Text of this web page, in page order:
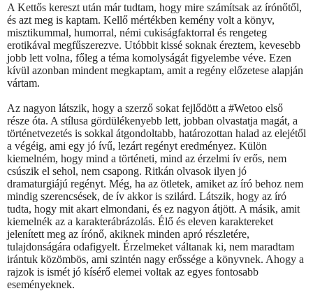
A Kettős kereszt után már tudtam, hogy mire számítsak az írónőtől,
és azt meg is kaptam. Kellő mértékben kemény volt a könyv,
misztikummal, humorral, némi cukiságfaktorral és rengeteg
erotikával megfűszerezve. Utóbbit kissé soknak éreztem, kevesebb
jobb lett volna, főleg a téma komolyságát figyelembe véve. Ezen
kívül azonban mindent megkaptam, amit a regény előzetese alapján
vártam.
Az nagyon látszik, hogy a szerző sokat fejlődött a #Wetoo első
része óta. A stílusa gördülékenyebb lett, jobban olvastatja magát, a
történetvezetés is sokkal átgondoltabb, határozottan halad az elejétől
a végéig, ami egy jó ívű, lezárt regényt eredményez. Külön
kiemelném, hogy mind a történeti, mind az érzelmi ív erős, nem
csúszik el sehol, nem csapong. Ritkán olvasok ilyen jó
dramaturgiájú regényt. Még, ha az ötletek, amiket az író behoz nem
mindig szerencsések, de ív akkor is szilárd. Látszik, hogy az író
tudta, hogy mit akart elmondani, és ez nagyon átjött. A másik, amit
kiemelnék az a karakterábrázolás. Élő és eleven karaktereket
jelenített meg az írónő, akiknek minden apró részletére,
tulajdonságára odafigyelt. Érzelmeket váltanak ki, nem maradtam
irántuk közömbös, ami szintén nagy erőssége a könyvnek. Ahogy a
rajzok is ismét jó kísérő elemei voltak az egyes fontosabb
eseményeknek.